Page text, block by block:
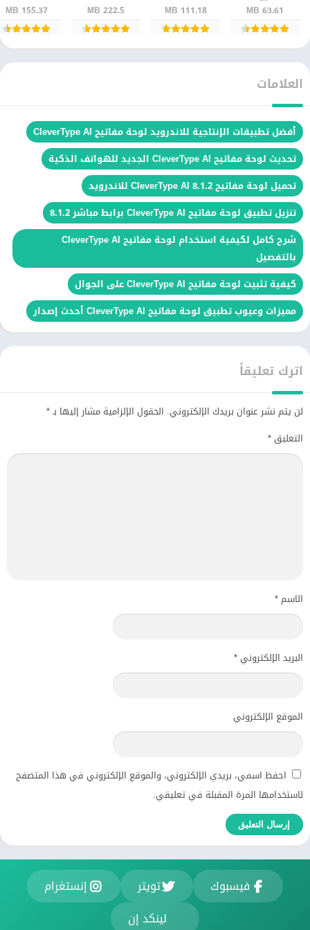
63.61 MB
111.18 MB
مجانًا
222.5 MB
155.37 MB
العلامات
أفضل تطبيقات الإنتاجية للاندرويد لوحة مفاتيح CleverType AI
تحديث لوحة مفاتيح CleverType AI الجديد للهواتف الذكية
تحميل لوحة مفاتيح CleverType AI 8.1.2 للاندرويد
تنزيل تطبيق لوحة مفاتيح CleverType AI برابط مباشر 8.1.2
شرح كامل لكيفية استخدام لوحة مفاتيح CleverType AI
بالتفصيل
كيفية تثبيت لوحة مفاتيح CleverType AI على الجوال
مميزات وعيوب تطبيق لوحة مفاتيح CleverType AI أحدث إصدار
اترك تعليقاً
لن يتم نشر عنوان بريدك الإلكتروني. الحقول الإلزامية مشار إليها بـ*
التعليق *
الاسم*
البريد الإلكتروني *
الموقع الإلكتروني
احفظ اسمي، بريدي الإلكتروني، والموقع الإلكتروني في هذا المتصفح
لاستخدامها المرة المقبلة في تعليقي.
فيسبوك تويتر
إنستغرام
لينكد إن